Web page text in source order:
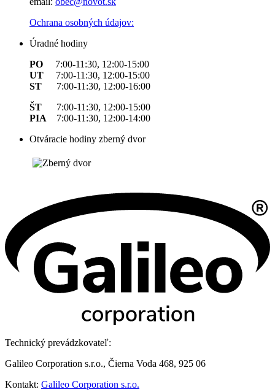
Ochrana osobných údajov:
Úradné hodiny
PO 7:00-11:30, 12:00-15:00
UT 7:00-11:30, 12:00-15:00
ST 7:00-11:30, 12:00-16:00
ŠT 7:00-11:30, 12:00-15:00
PIA 7:00-11:30, 12:00-14:00
Otváracie hodiny zberný dvor
Technický prevádzkovateľ:
Galileo Corporation s.r.o., Čierna Voda 468, 925 06
Kontakt: Galileo Corporation s.r.o.